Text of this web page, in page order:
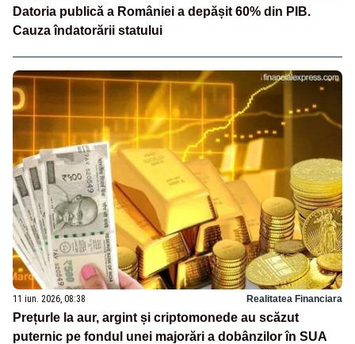
Datoria publică a României a depășit 60% din PIB.
Cauza îndatorării statului
11 iun. 2026, 08:38 Realitatea Financiara
Prețurle la aur, argint și criptomonede au scăzut
puternic pe fondul unei majorări a dobânzilor în SUA